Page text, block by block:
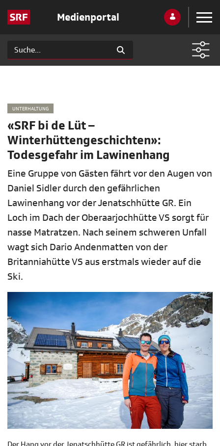
Medienportal
UNTERHALTUNG
«SRF bi de Lüt –
Winterhüttengeschichten»:
Todesgefahr im Lawinenhang
Eine Gruppe von Gästen fährt vor den Augen von
Daniel Sidler durch den gefährlichen
Lawinenhang vor der Jenatschhütte GR. Ein
Loch im Dach der Oberaarjochhütte VS sorgt für
nasse Matratzen. Nach seinem schweren Unfall
wagt sich Dario Andenmatten von der
Britanniahütte VS aus erstmals wieder auf die
Ski.